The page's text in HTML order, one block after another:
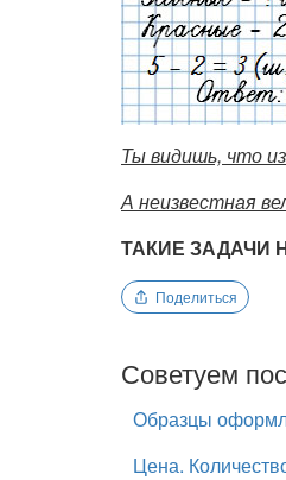
Ты видишь, что
А неизвестная
ТАКИЕ
Поделиться
Советуем
Образцы
Цена.